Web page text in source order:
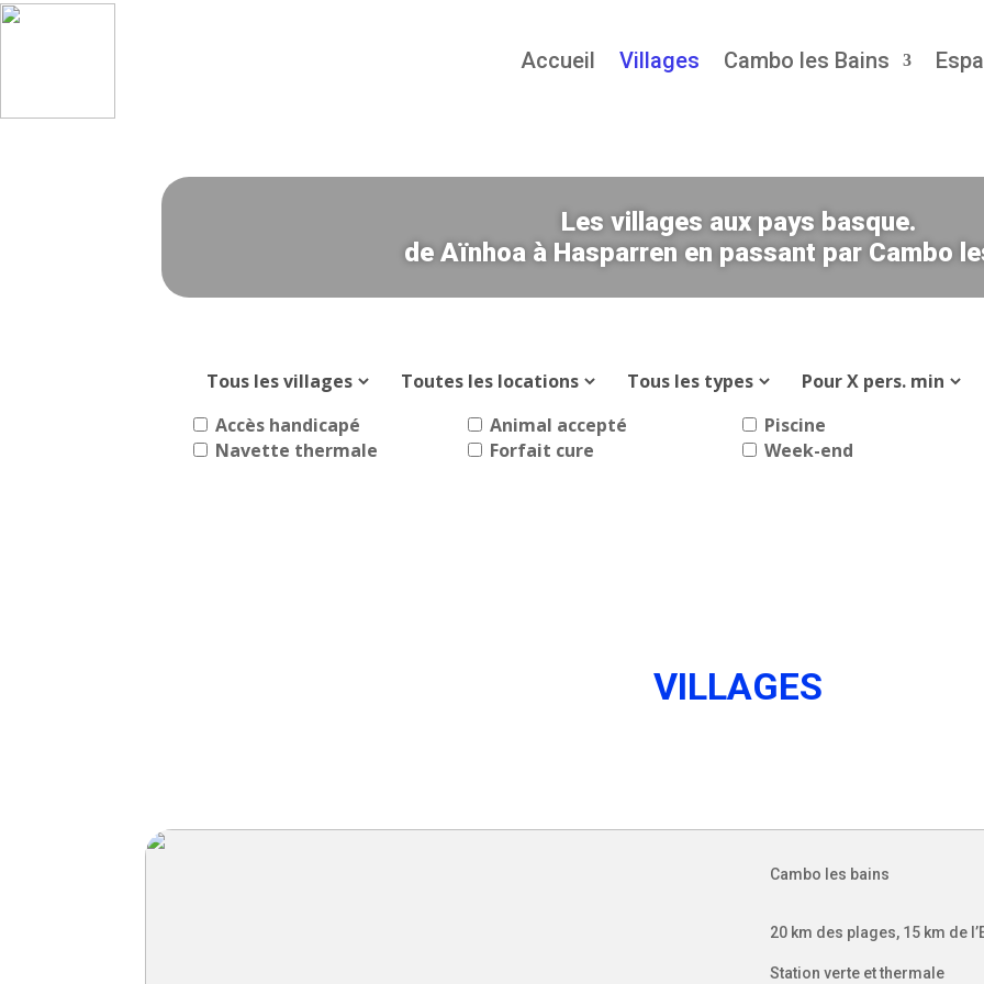
Accueil Villages Cambo les Bains
Les villages aux pays basque.
de Aïnhoa à Hasparren en passant par Cambo
Accès handicapé Animal accepté Piscine
Navette thermale
Forfait cure Week-end
VILLAGES
Cambo les bains
20 km des plages, 15 km de
Station verte et thermale